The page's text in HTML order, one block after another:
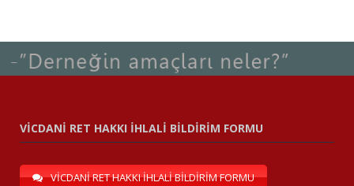
VİCDANİ RET HAKKI İHLALİ BİLDİRİM FORMU
VİCDANİ RET HAKKI İHLALİ BİLDİRİM FORMU